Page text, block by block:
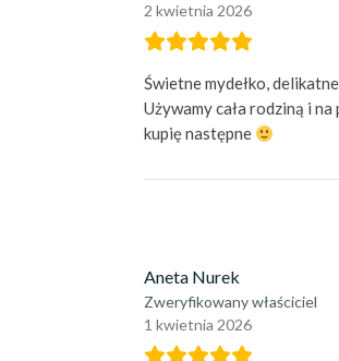
2 kwietnia 2026
Świetne mydełko,
Używamy cała rodziną i na
kupię następne
Aneta Nurek
Zweryfikowany właściciel
1 kwietnia 2026